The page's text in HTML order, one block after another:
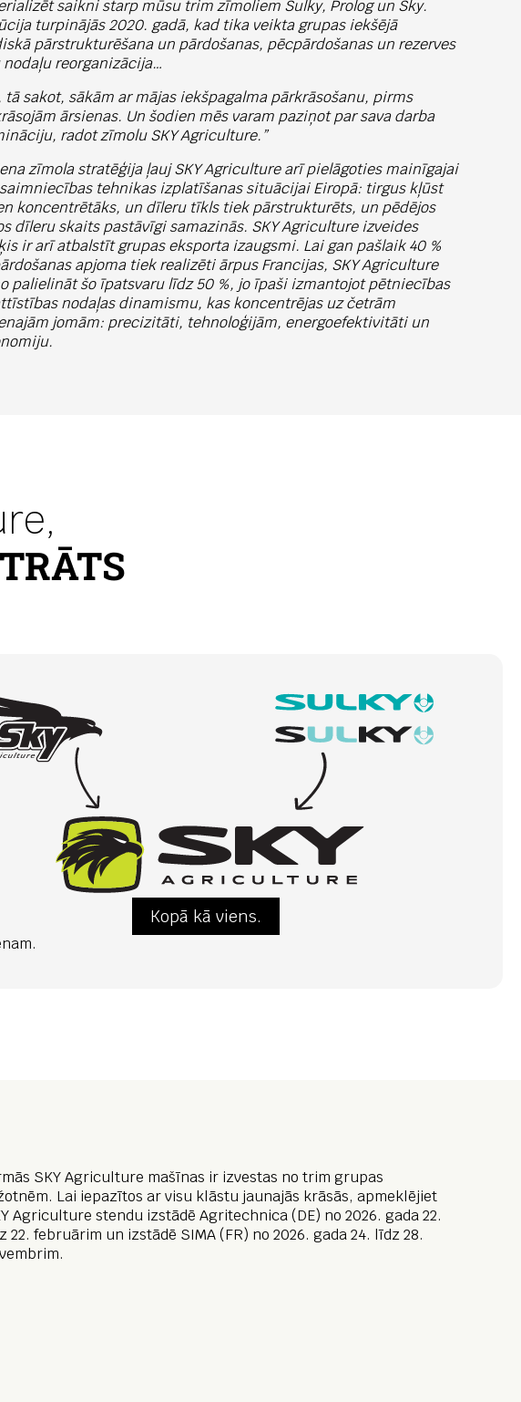
saikni starp mūsu trim zīmoliem Sulky, Prolog un Sky.
turpinājās 2020. gadā, kad tika veikta grupas iekšējā
pārstrukturēšana un pārdošanas, pēcpārdošanas un rezerves
nodaļu reorganizācija…
tā sakot, sākām ar mājas iekšpagalma pārkrāsošanu, pirms
ārsienas. Un šodien mēs varam paziņot par sava darba
radot zīmolu SKY Agriculture.”
zīmola stratēģija ļauj SKY Agriculture arī pielāgoties mainīgajai
tehnikas izplatīšanas situācijai Eiropā: tirgus kļūst
koncentrētāks, un dīleru tīkls tiek pārstrukturēts, un pēdējos
dīleru skaits pastāvīgi samazinās. SKY Agriculture izveides
ir arī atbalstīt grupas eksporta izaugsmi. Lai gan pašlaik 40 %
apjoma tiek realizēti ārpus Francijas, SKY Agriculture
palielināt šo īpatsvaru līdz 50 %, jo īpaši izmantojot pētniecības
nodaļas dinamismu, kas koncentrējas uz četrām
jomām: precizitāti, tehnoloģijām, energoefektivitāti un
Kopā kā viens.
SKY Agriculture mašīnas ir izvestas no trim grupas
Lai iepazītos ar visu klāstu jaunajās krāsās, apmeklējiet
Agriculture stendu izstādē Agritechnica (DE) no 2026. gada 22.
22. februārim un izstādē SIMA (FR) no 2026. gada 24. līdz 28.